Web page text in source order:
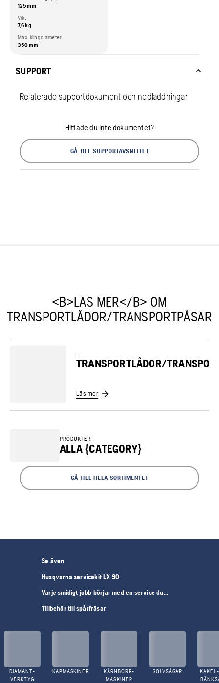
125 mm
Vikt
7,6 kg
Max. klingdiameter
350 mm
SUPPORT
Relaterade supportdokument och nedladdningar
Hittade du inte dokumentet?
GÅ TILL SUPPORTAVSNITTET
<B>LÄS MER</B> OM
TRANSPORTLÅDOR/TRANSPORTPÅSAR
–
TRANSPORTLÅDOR/
Läs mer
PRODUKTER
ALLA {CATEGORY}
GÅ TILL HELA SORTIMENTET
Se även
Husqvarna servicekit LX 90
Varje smidigt jobb börjar med en service du...
Tillbehör till spårfräsar
DIAMANT-
VERKTYG
KAPMASKINER
KÄRNBORR-
MASKINER
GOLVSÅGAR